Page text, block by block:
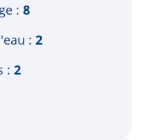
8
2
2